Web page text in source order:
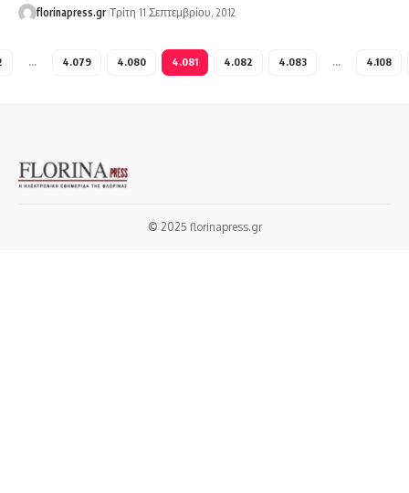
florinapress.gr Τρίτη 11 Σεπτεμβρίου, 2012
… 4.079 4.080 4.081 4.082 4.083 … 4.108
© 2025 florinapress.gr